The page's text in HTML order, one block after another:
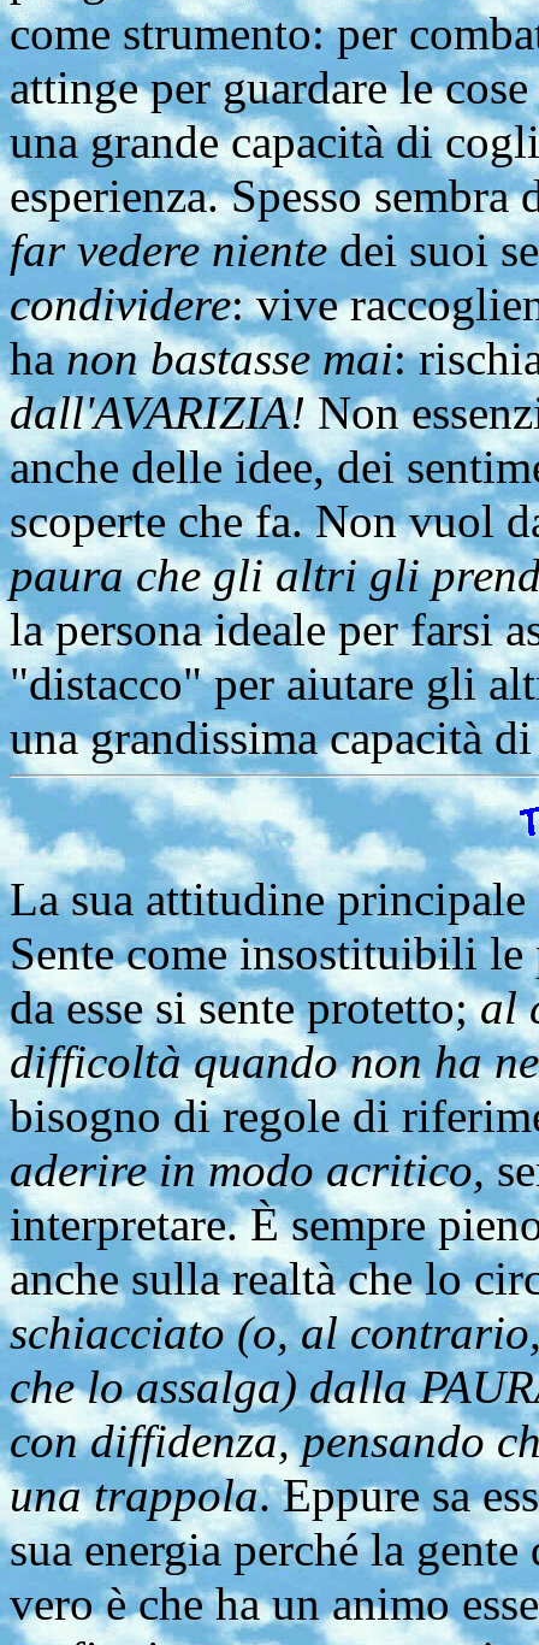
come strumento: per
attinge per guardare le
una grande capacità di
esperienza. Spesso
far vedere nientedei suoi
condividere: vive
hanon bastasse mai:
dall'AVARIZIA!Non
anche delle idee, dei
scoperte che fa. Non vuol
paura che gli altri gli
la persona ideale per farsi
"distacco" per aiutare gli
una grandissima capacità
La sua attitudine principale
Sente come insostituibili le
da esse si sente protetto;al
difficoltà quando non ha
bisogno di regole di
aderire in modo acritico,
interpretare. È sempre
anche sulla realtà che lo
schiacciato (o, al
che lo assalga) dalla
con diffidenza, pensando
una trappola. Eppure sa
sua energia perché la
vero è che ha un animo